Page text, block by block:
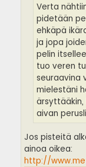
Verta
pidetään
ehkäpä
ja jopa
pelin
tuo veren
seuraavina
mielestäni
ärsyttääkin,
aivan
Jos pisteitä
ainoa oikea:
http://